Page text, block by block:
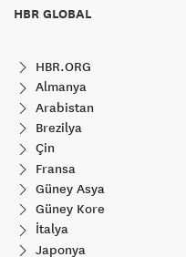
HBR GLOBAL
HBR.ORG
Almanya
Arabistan
Brezilya
Çin
Fransa
Güney Asya
Güney Kore
İtalya
Japonya